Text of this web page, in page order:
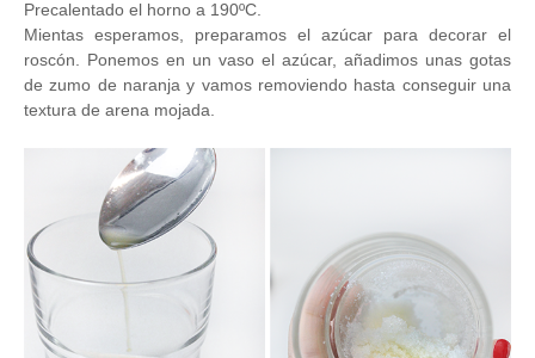
Precalentado el horno a 190ºC.
Mientas esperamos, preparamos el azúcar para decorar el
roscón. Ponemos en un vaso el azúcar, añadimos unas gotas
de zumo de naranja y vamos removiendo hasta conseguir una
textura de arena mojada.